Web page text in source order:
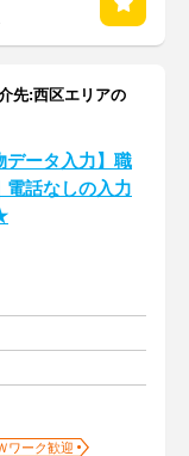
先:西区エリアの
データ入力】職
電話なしの入力
ワーク歓迎